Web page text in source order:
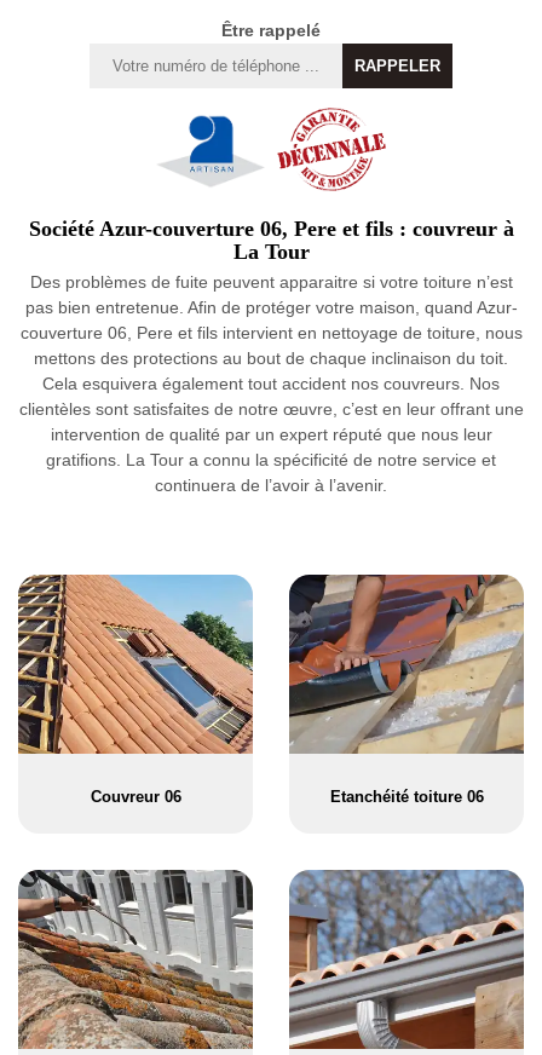
Être rappelé
Société Azur-couverture 06, Pere et fils : couvreur à
La Tour
Des problèmes de fuite peuvent apparaitre si votre toiture n’est
pas bien entretenue. Afin de protéger votre maison, quand Azur-
couverture 06, Pere et fils intervient en nettoyage de toiture, nous
mettons des protections au bout de chaque inclinaison du toit.
Cela esquivera également tout accident nos couvreurs. Nos
clientèles sont satisfaites de notre œuvre, c’est en leur offrant une
intervention de qualité par un expert réputé que nous leur
gratifions. La Tour a connu la spécificité de notre service et
continuera de l’avoir à l’avenir.
Couvreur 06 Etanchéité toiture 06